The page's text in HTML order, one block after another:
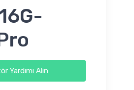
Yardımı Alın